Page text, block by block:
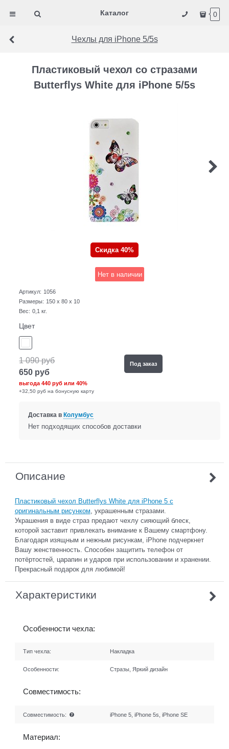
Каталог 0
Чехлы для iPhone 5/5s
Пластиковый чехол со стразами
Butterflys White для iPhone 5/5s
Скидка 40%
Нет в наличии
Артикул: 1056
Размеры: 150 x 80 x 10
Вес: 0,1 кг.
Цвет
1 090 руб
650 руб
выгода440 руб или40%
+32,50 руб на бонусную карту
Под заказ
Доставка в Колумбус
Нет подходящих способов доставки
Описание
Пластиковый чехол Butterflys White для iPhone 5 с
оригинальным рисунком , украшенным стразами.
Украшения в виде страз предают чехлу сияющий блеск,
которой заставит привлекать внимание к Вашему смартфону.
Благодаря изящным и нежным рисункам, iPhone подчеркнет
Вашу женственность. Способен защитить телефон от
потёртостей, царапин и ударов при использовании и хранении.
Прекрасный подарок для любимой!
Характеристики
Особенности чехла:
Тип чехла: Накладка
Особенности: Стразы, Яркий дизайн
Совместимость:
Совместимость: iPhone 5, iPhone 5s, iPhone SE
Материал: